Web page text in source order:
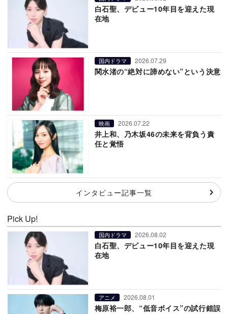
白石聖、デビュー10年目を迎えた現
在地
国内ドラマ 2026.07.29
関水渚の“絶対に諦めない”という決意
映画 2026.07.22
井上和、乃木坂46の未来を背負う責
任と覚悟
インタビュー記事一覧
Pick Up!
国内ドラマ 2026.08.02
白石聖、デビュー10年目を迎えた現
在地
アニメ 2026.08.01
梅原裕一郎、“低音ボイス”の試行錯誤